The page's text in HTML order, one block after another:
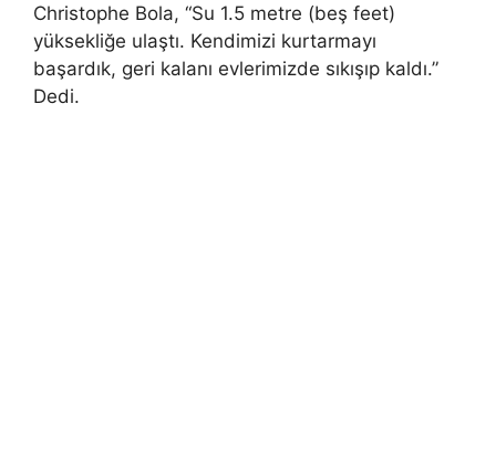
Christophe Bola, “Su 1.5 metre (beş feet)
yüksekliğe ulaştı. Kendimizi kurtarmayı
başardık, geri kalanı evlerimizde sıkışıp kaldı.”
Dedi.